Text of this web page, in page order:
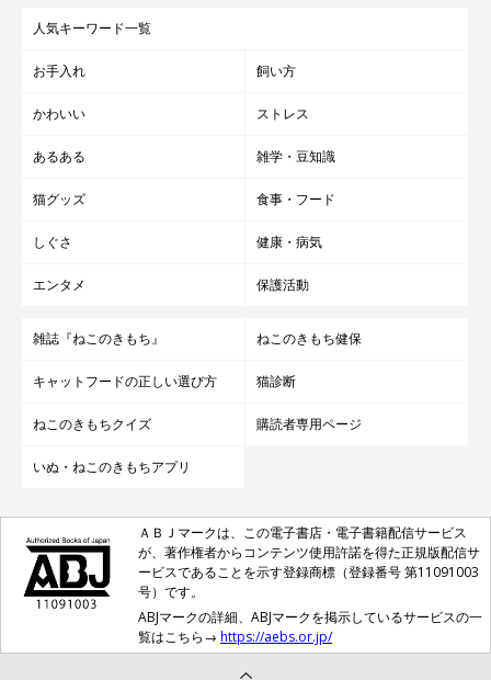
人気キーワード一覧
お手入れ 飼い方
かわいい ストレス
あるある 雑学・豆知識
猫グッズ 食事・フード
しぐさ 健康・病気
エンタメ 保護活動
雑誌『ねこのきもち』 ねこのきもち健保
キャットフードの正しい選び方 猫診断
ねこのきもちクイズ 購読者専用ページ
いぬ・ねこのきもちアプリ
ＡＢＪマークは、この電子書店・電子書籍配信サービス
が、著作権者からコンテンツ使用許諾を得た正規版配信サ
ービスであることを示す登録商標（登録番号 第11091003
号）です。
ABJマークの詳細、ABJマークを掲示しているサービスの一
覧はこちら→ https://aebs.or.jp/